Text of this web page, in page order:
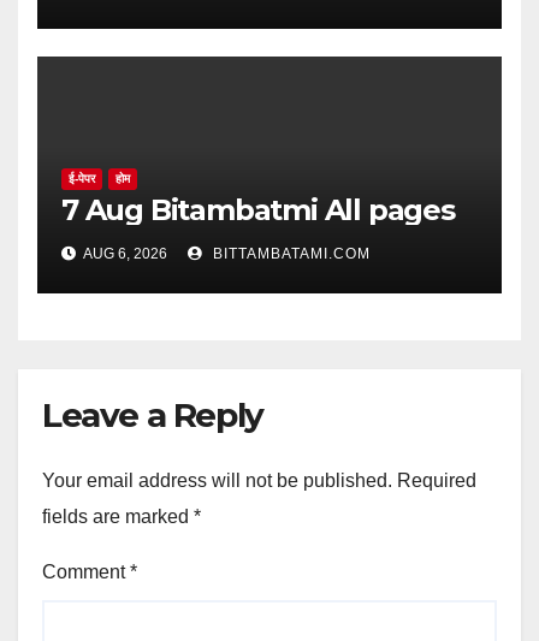
ई-पेपर होम
7 Aug Bitambatmi All pages
AUG 6, 2026 BITTAMBATAMI.COM
Leave a Reply
Your email address will not be published. Required
fields are marked *
Comment*